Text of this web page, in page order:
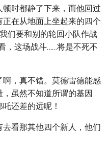
时都静了下来，而他回过
在从地面上坐起来的四个
们要和别的轮回小队作战
，这场战斗……将是不死不
，真不错。莫德雷德能感
虽然不知道所谓的基因
还差的远呢！
看那其他四个新人，他们